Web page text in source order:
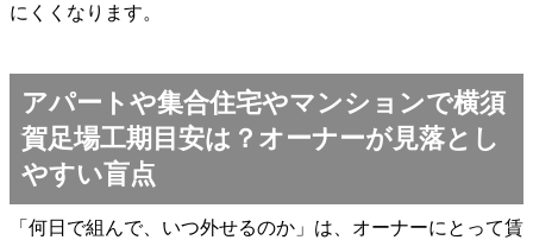
にくくなります。
アパートや集合住宅やマンションで横須
賀足場工期目安は？オーナーが見落とし
やすい盲点
「何日で組んで、いつ外せるのか」は、オーナーにとって賃